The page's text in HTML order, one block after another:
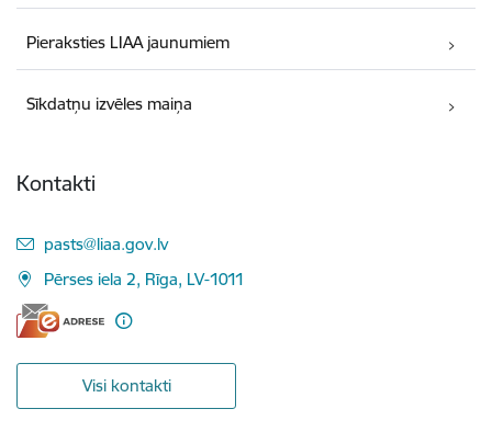
Pieraksties LIAA jaunumiem
Sīkdatņu izvēles maiņa
Kontakti
E-pasts:
pasts@liaa.gov.lv
Pērses iela 2, Rīga, LV-1011
Visi kontakti